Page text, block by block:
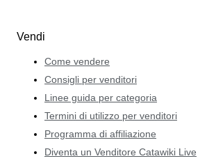
Vendi
Come vendere
Consigli per venditori
Linee guida per categoria
Termini di utilizzo per venditori
Programma di affiliazione
Diventa un Venditore Catawiki Live